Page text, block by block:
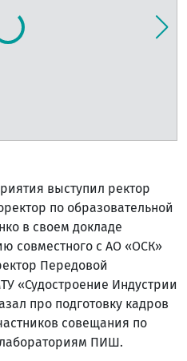
выступил ректор
по образовательной
в своем докладе
совместного с АО «ОСК»
Передовой
«Судостроение Индустрии
про подготовку кадров
совещания по
ПИШ.